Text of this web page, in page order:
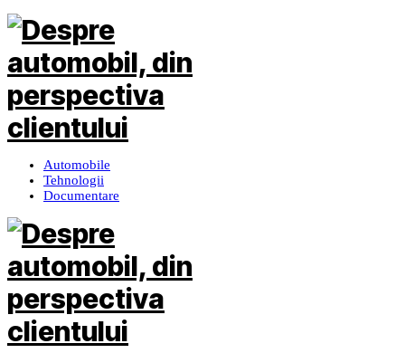
Automobile
Tehnologii
Documentare